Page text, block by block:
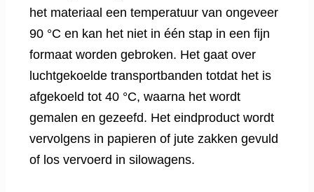
het materiaal een temperatuur van ongeveer
90 °C en kan het niet in één stap in een fijn
formaat worden gebroken. Het gaat over
luchtgekoelde transportbanden totdat het is
afgekoeld tot 40 °C, waarna het wordt
gemalen en gezeefd. Het eindproduct wordt
vervolgens in papieren of jute zakken gevuld
of los vervoerd in silowagens.